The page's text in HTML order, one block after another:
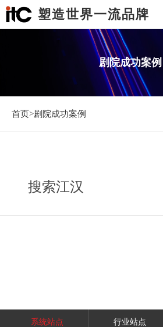
塑造世界一流品牌
剧院成功案例
首页>剧院成功案例
搜索江汉
系统站点 行业站点